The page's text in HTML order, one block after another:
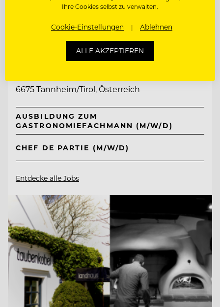
TOP ARBEITGEBER
Jungbrunn - Der Gutzeitort
6675 Tannheim/Tirol, Österreich
AUSBILDUNG ZUM
GASTRONOMIEFACHMANN (M/W/D)
CHEF DE PARTIE (M/W/D)
Entdecke alle Jobs
Ihre Cookies selbst zu verwalten.
Cookie-Einstellungen Ablehnen
ALLE AKZEPTIEREN